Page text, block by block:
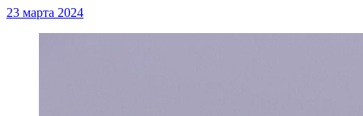
23 марта 2024